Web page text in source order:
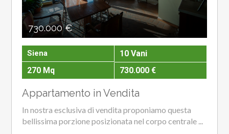
730.000 €
Siena
10 Vani
270 Mq
730.000 €
Appartamento in Vendita
In nostra esclusiva di vendita proponiamo questa
bellissima porzione posizionata nel corpo centrale ...